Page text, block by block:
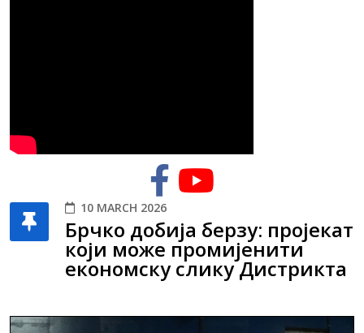
10 MARCH 2026
Брчко добија берзу: пројекат
који може промијенити
економску слику Дистрикта